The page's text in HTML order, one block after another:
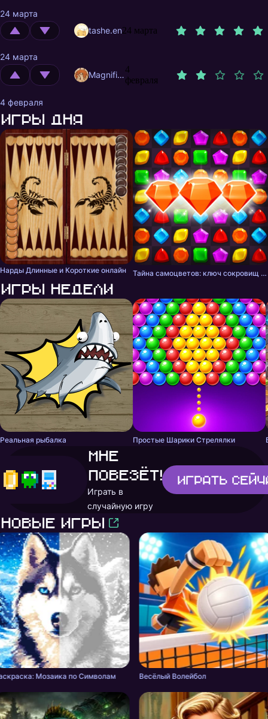
24 марта
tashe.en24 марта
24 марта
MagnificentMrFox
4
февраля
4 февраля
Игры дня
Нарды Длинные и Короткие онлайн Тайна самоцветов: ключ сокровищ - три в ряд
Игры недели
Реальная рыбалка Простые Шарики Стрелялки
Мне
повезёт!
Играть в
случайную игру
Играть
Новые игры
Мозаика по Символам Весёлый Волейбол